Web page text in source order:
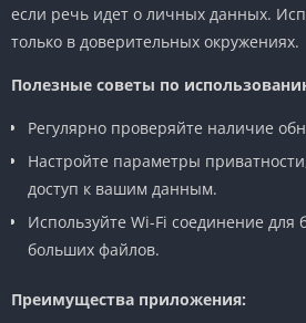
если речь идет о личных данных.
только в доверительных окружениях.
Полезные советы по
Регулярно проверяйте наличие
Настройте параметры
доступ к вашим данным.
Используйте Wi-Fi соединение для
больших файлов.
Преимущества приложения: